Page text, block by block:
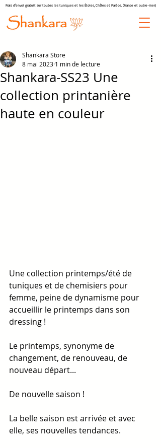
Frais d'envoi gratuit sur toutes les tuniques et les Étoles, Châles et Paréos. (France et outre-mer)
Shankara-SS23 Une
collection printanière
haute en couleur
Shankara Store
8 mai 2023 1 min de lecture
Une collection printemps/été de
tuniques et de chemisiers pour
femme, peine de dynamisme pour
accueillir le printemps dans son
dressing !
Le printemps, synonyme de
changement, de renouveau, de
nouveau départ...
De nouvelle saison !
La belle saison est arrivée et avec
elle, ses nouvelles tendances.